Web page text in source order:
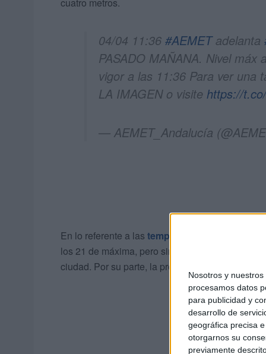
Nosotros y nuestros
procesamos datos
para publicidad y
desarrollo de
geográfica precisa
otorgarnos su
previamente
cuatro metros.
04/04 11:36 #AEMETadelanta
PASADO MAÑANA. Nivel
vigor a las 11:36 Para ver una
LA IMAGEN o visite https://
— AEMET_Andalucía
En lo referente a las temperaturas
previstas,
los 21 de máxima, pero sin llegarse a registrar
ciudad. Por su parte, la probabilidad de